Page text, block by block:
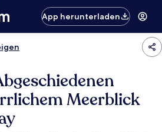
App herunterladen
Meerblick